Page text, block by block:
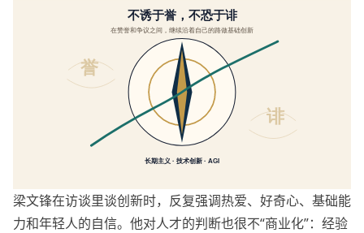
梁文锋在访谈里谈创新时，反复强调热爱、好奇心、基础能
力和年轻人的自信。他对人才的判断也很不“商业化”：经验